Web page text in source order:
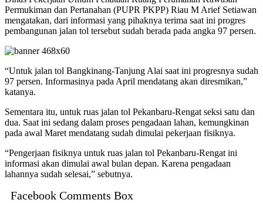
Permukiman dan Pertanahan (PUPR PKPP) Riau M Arief Setiawan
mengatakan, dari informasi yang pihaknya terima saat ini progres
pembangunan jalan tol tersebut sudah berada pada angka 97 persen.
“Untuk jalan tol Bangkinang-Tanjung Alai saat ini progresnya sudah
97 persen. Informasinya pada April mendatang akan diresmikan,”
katanya.
Sementara itu, untuk ruas jalan tol Pekanbaru-Rengat seksi satu dan
dua. Saat ini sedang dalam proses pengadaan lahan, kemungkinan
pada awal Maret mendatang sudah dimulai pekerjaan fisiknya.
“Pengerjaan fisiknya untuk ruas jalan tol Pekanbaru-Rengat ini
informasi akan dimulai awal bulan depan. Karena pengadaan
lahannya sudah selesai,” sebutnya.
Facebook Comments Box